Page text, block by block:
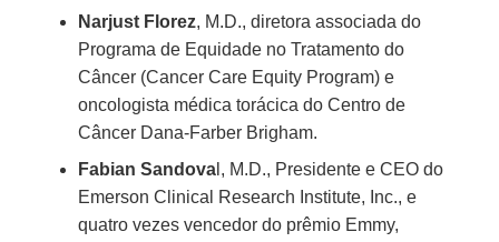
Narjust Florez, M.D., diretora associada do
Programa de Equidade no Tratamento do
Câncer (Cancer Care Equity Program) e
oncologista médica torácica do Centro de
Câncer Dana-Farber Brigham.
Fabian Sandova l, M.D., Presidente e CEO do
Emerson Clinical Research Institute, Inc., e
quatro vezes vencedor do prêmio Emmy,